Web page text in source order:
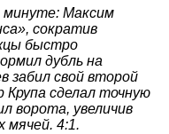
минуте: Максим
сократив
быстро
дубль на
забил свой второй
сделал точную
ворота, увеличив
мячей. 4:1.